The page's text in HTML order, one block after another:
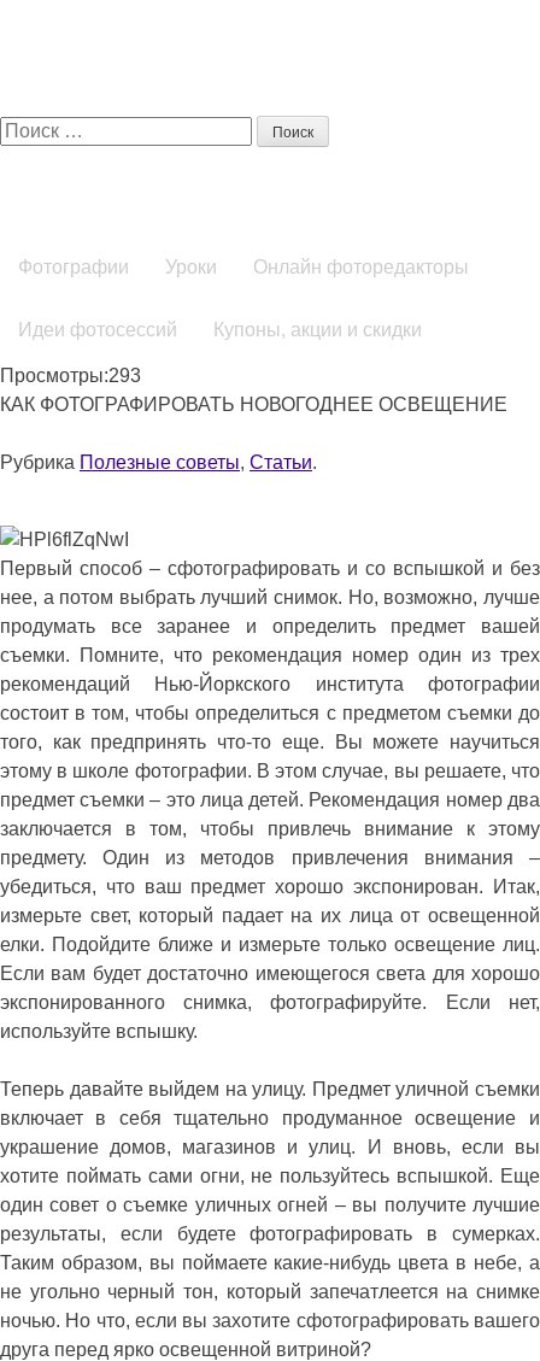
Поиск:
Фотографии Уроки Онлайн фоторедакторы
Идеи фотосессий Купоны, акции и скидки
Просмотры:293
КАК ФОТОГРАФИРОВАТЬ НОВОГОДНЕЕ ОСВЕЩЕНИЕ
Рубрика Полезные советы, Статьи.
Первый способ – сфотографировать и со вспышкой и без
нее, а потом выбрать лучший снимок. Но, возможно, лучше
продумать все заранее и определить предмет вашей
съемки. Помните, что рекомендация номер один из трех
рекомендаций Нью-Йоркского института фотографии
состоит в том, чтобы определиться с предметом съемки до
того, как предпринять что-то еще. Вы можете научиться
этому в школе фотографии. В этом случае, вы решаете, что
предмет съемки – это лица детей. Рекомендация номер два
заключается в том, чтобы привлечь внимание к этому
предмету. Один из методов привлечения внимания –
убедиться, что ваш предмет хорошо экспонирован. Итак,
измерьте свет, который падает на их лица от освещенной
елки. Подойдите ближе и измерьте только освещение лиц.
Если вам будет достаточно имеющегося света для хорошо
экспонированного снимка, фотографируйте. Если нет,
используйте вспышку.
Теперь давайте выйдем на улицу. Предмет уличной съемки
включает в себя тщательно продуманное освещение и
украшение домов, магазинов и улиц. И вновь, если вы
хотите поймать сами огни, не пользуйтесь вспышкой. Еще
один совет о съемке уличных огней – вы получите лучшие
результаты, если будете фотографировать в сумерках.
Таким образом, вы поймаете какие-нибудь цвета в небе, а
не угольно черный тон, который запечатлеется на снимке
ночью. Но что, если вы захотите сфотографировать вашего
друга перед ярко освещенной витриной?